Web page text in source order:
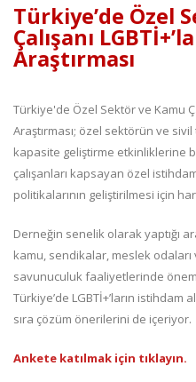
Türkiye’de Özel
Çalışanı LGBTİ+’
Araştırması
Türkiye'de Özel Sektör ve Kamu
Araştırması; özel sektörün ve
kapasite geliştirme etkinliklerine
çalışanları kapsayan özel
politikalarının geliştirilmesi için
Derneğin senelik olarak yaptığı
kamu, sendikalar, meslek
savunuculuk faaliyetlerinde
Türkiye’de LGBTİ+’ların istihdam
sıra çözüm önerilerini de içeriyor.
Ankete katılmak için tıklayın.